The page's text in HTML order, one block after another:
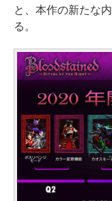
と、本作の新たな
る。